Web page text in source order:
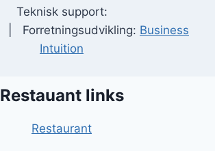
Teknisk support:
| Forretningsudvikling: Business
Intuition
Restauant links
Restaurant